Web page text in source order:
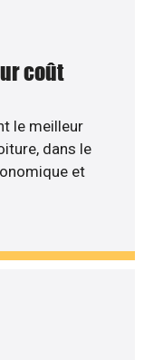
coût
le meilleur
dans le
et